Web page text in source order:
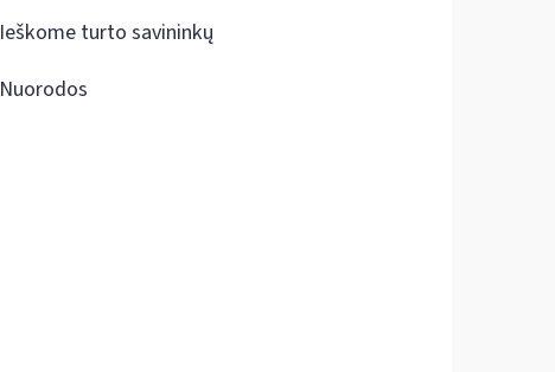
Ieškome turto savininkų
Nuorodos